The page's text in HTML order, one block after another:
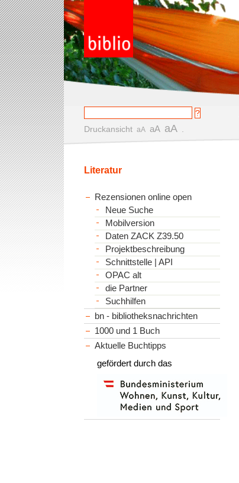
Druckansicht aA aA aA
Literatur
Rezensionen online open
Neue Suche
Mobilversion
Daten ZACK Z39.50
Projektbeschreibung
Schnittstelle | API
OPAC alt
die Partner
Suchhilfen
bn - bibliotheksnachrichten
1000 und 1 Buch
Aktuelle Buchtipps
gefördert durch das